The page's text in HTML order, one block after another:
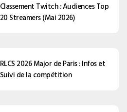
Classement Twitch : Audiences Top
20 Streamers (Mai 2026)
RLCS 2026 Major de Paris : Infos et
Suivi de la compétition